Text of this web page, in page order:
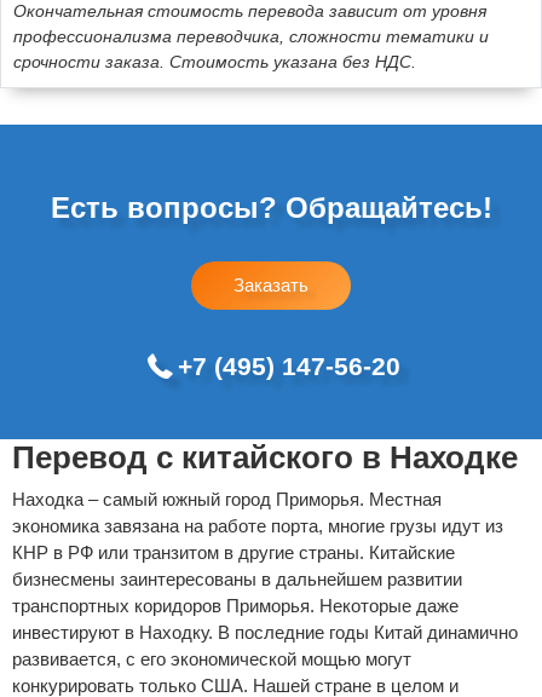
Окончательная стоимость перевода зависит от уровня
профессионализма переводчика, сложности тематики и
срочности заказа. Стоимость указана без НДС.
Есть вопросы? Обращайтесь!
Заказать
+7 (495) 147-56-20
Перевод с китайского в Находке
Находка – самый южный город Приморья. Местная
экономика завязана на работе порта, многие грузы идут из
КНР в РФ или транзитом в другие страны. Китайские
бизнесмены заинтересованы в дальнейшем развитии
транспортных коридоров Приморья. Некоторые даже
инвестируют в Находку. В последние годы Китай динамично
развивается, с его экономической мощью могут
конкурировать только США. Нашей стране в целом и